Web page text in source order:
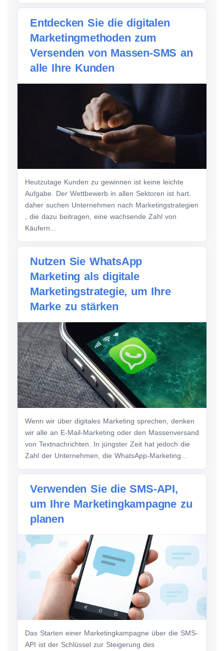
Entdecken Sie die digitalen
Marketingmethoden zum
Versenden von Massen-SMS an
alle Ihre Kunden
Heutzutage Kunden zu gewinnen ist keine leichte
Aufgabe. Der Wettbewerb in allen Sektoren ist hart,
daher suchen Unternehmen nach Marketingstrategien
, die dazu beitragen, eine wachsende Zahl von
Käufern...
Nutzen Sie WhatsApp
Marketing als digitale
Marketingstrategie, um Ihre
Marke zu stärken
Wenn wir über digitales Marketing sprechen, denken
wir alle an E-Mail-Marketing oder den Massenversand
von Textnachrichten. In jüngster Zeit hat jedoch die
Zahl der Unternehmen, die WhatsApp-Marketing...
Verwenden Sie die SMS-API,
um Ihre Marketingkampagne zu
planen
Das Starten einer Marketingkampagne über die SMS-
API ist der Schlüssel zur Steigerung des